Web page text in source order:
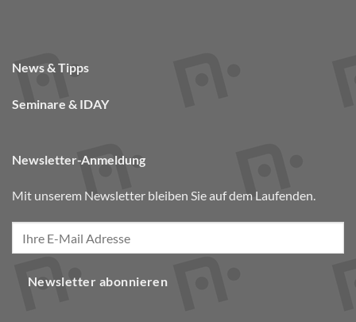
News & Tipps
Seminare & IDAY
Newsletter-Anmeldung
Mit unserem Newsletter bleiben Sie auf dem Laufenden.
Newsletter abonnieren